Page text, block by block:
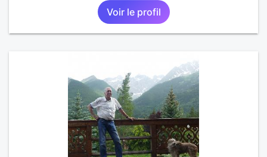
Voir le profil